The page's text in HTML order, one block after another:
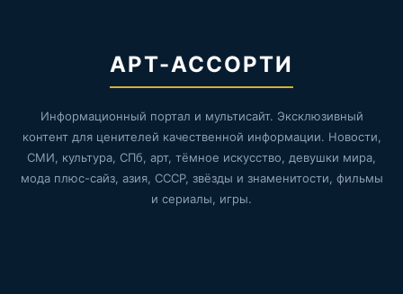
АРТ-АССОРТИ
Информационный портал и мультисайт. Эксклюзивный
контент для ценителей качественной информации. Новости,
СМИ, культура, СПб, арт, тёмное искусство, девушки мира,
мода плюс-сайз, азия, СССР, звёзды и знаменитости, фильмы
и сериалы, игры.